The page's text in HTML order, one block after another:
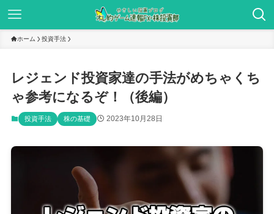
ホーム 投資手法
レジェンド投資家達の手法がめちゃくち
ゃ参考になるぞ！（後編）
投資手法 株の基礎 2023年10月28日